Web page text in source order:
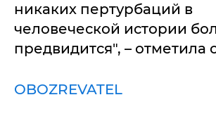
никаких пертурбаций в
человеческой истории
предвидится", – отметила
OBOZREVATEL